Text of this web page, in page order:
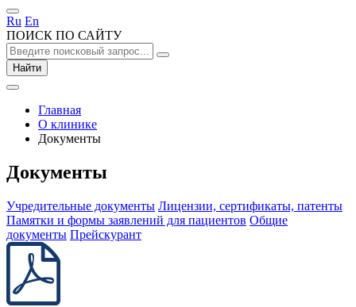
Ru En
ПОИСК ПО САЙТУ
Найти
Главная
О клиникe
Документы
Документы
Учредительные документы Лицензии, сертификаты, патенты
Памятки и формы заявлений для пациентов Общие
документы Прейскурант